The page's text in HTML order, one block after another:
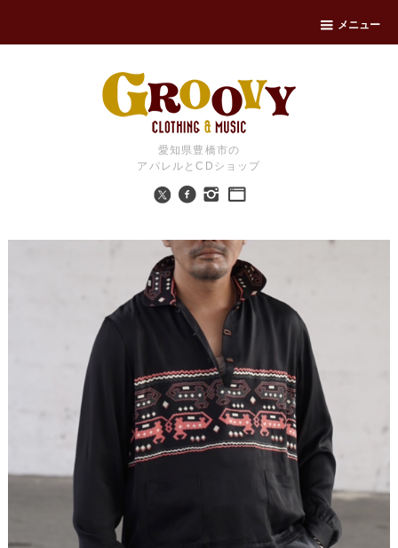
メニュー
愛知県豊橋市の
アパレルとCDショップ